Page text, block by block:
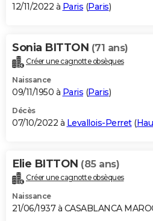
12/11/2022 à Paris (Paris)
Sonia BITTON (71 ans)
Créer une cagnotte obsèques
Naissance
09/11/1950 à Paris (Paris)
Décès
07/10/2022 à Levallois-Perret(
Elie BITTON (85 ans)
Créer une cagnotte obsèques
Naissance
21/06/1937 à CASABLANCA